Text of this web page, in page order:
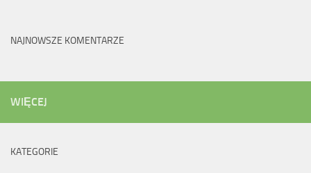
NAJNOWSZE KOMENTARZE
WIĘCEJ
KATEGORIE